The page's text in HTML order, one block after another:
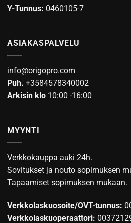
Y-Tunnus: 0460105-7
ASIAKASPALVELU
info@origopro.com
Puh. +3584578340002
Arkisin klo 10:00 -16:00
MYYNTI
Verkkokauppa auki 24h.
Sovitukset ja nouto sopimuksen
Tapaamiset sopimuksen mukaan.
Verkkolaskuosoite/OVT-tunnus:
Verkkolaskuoperaattori: